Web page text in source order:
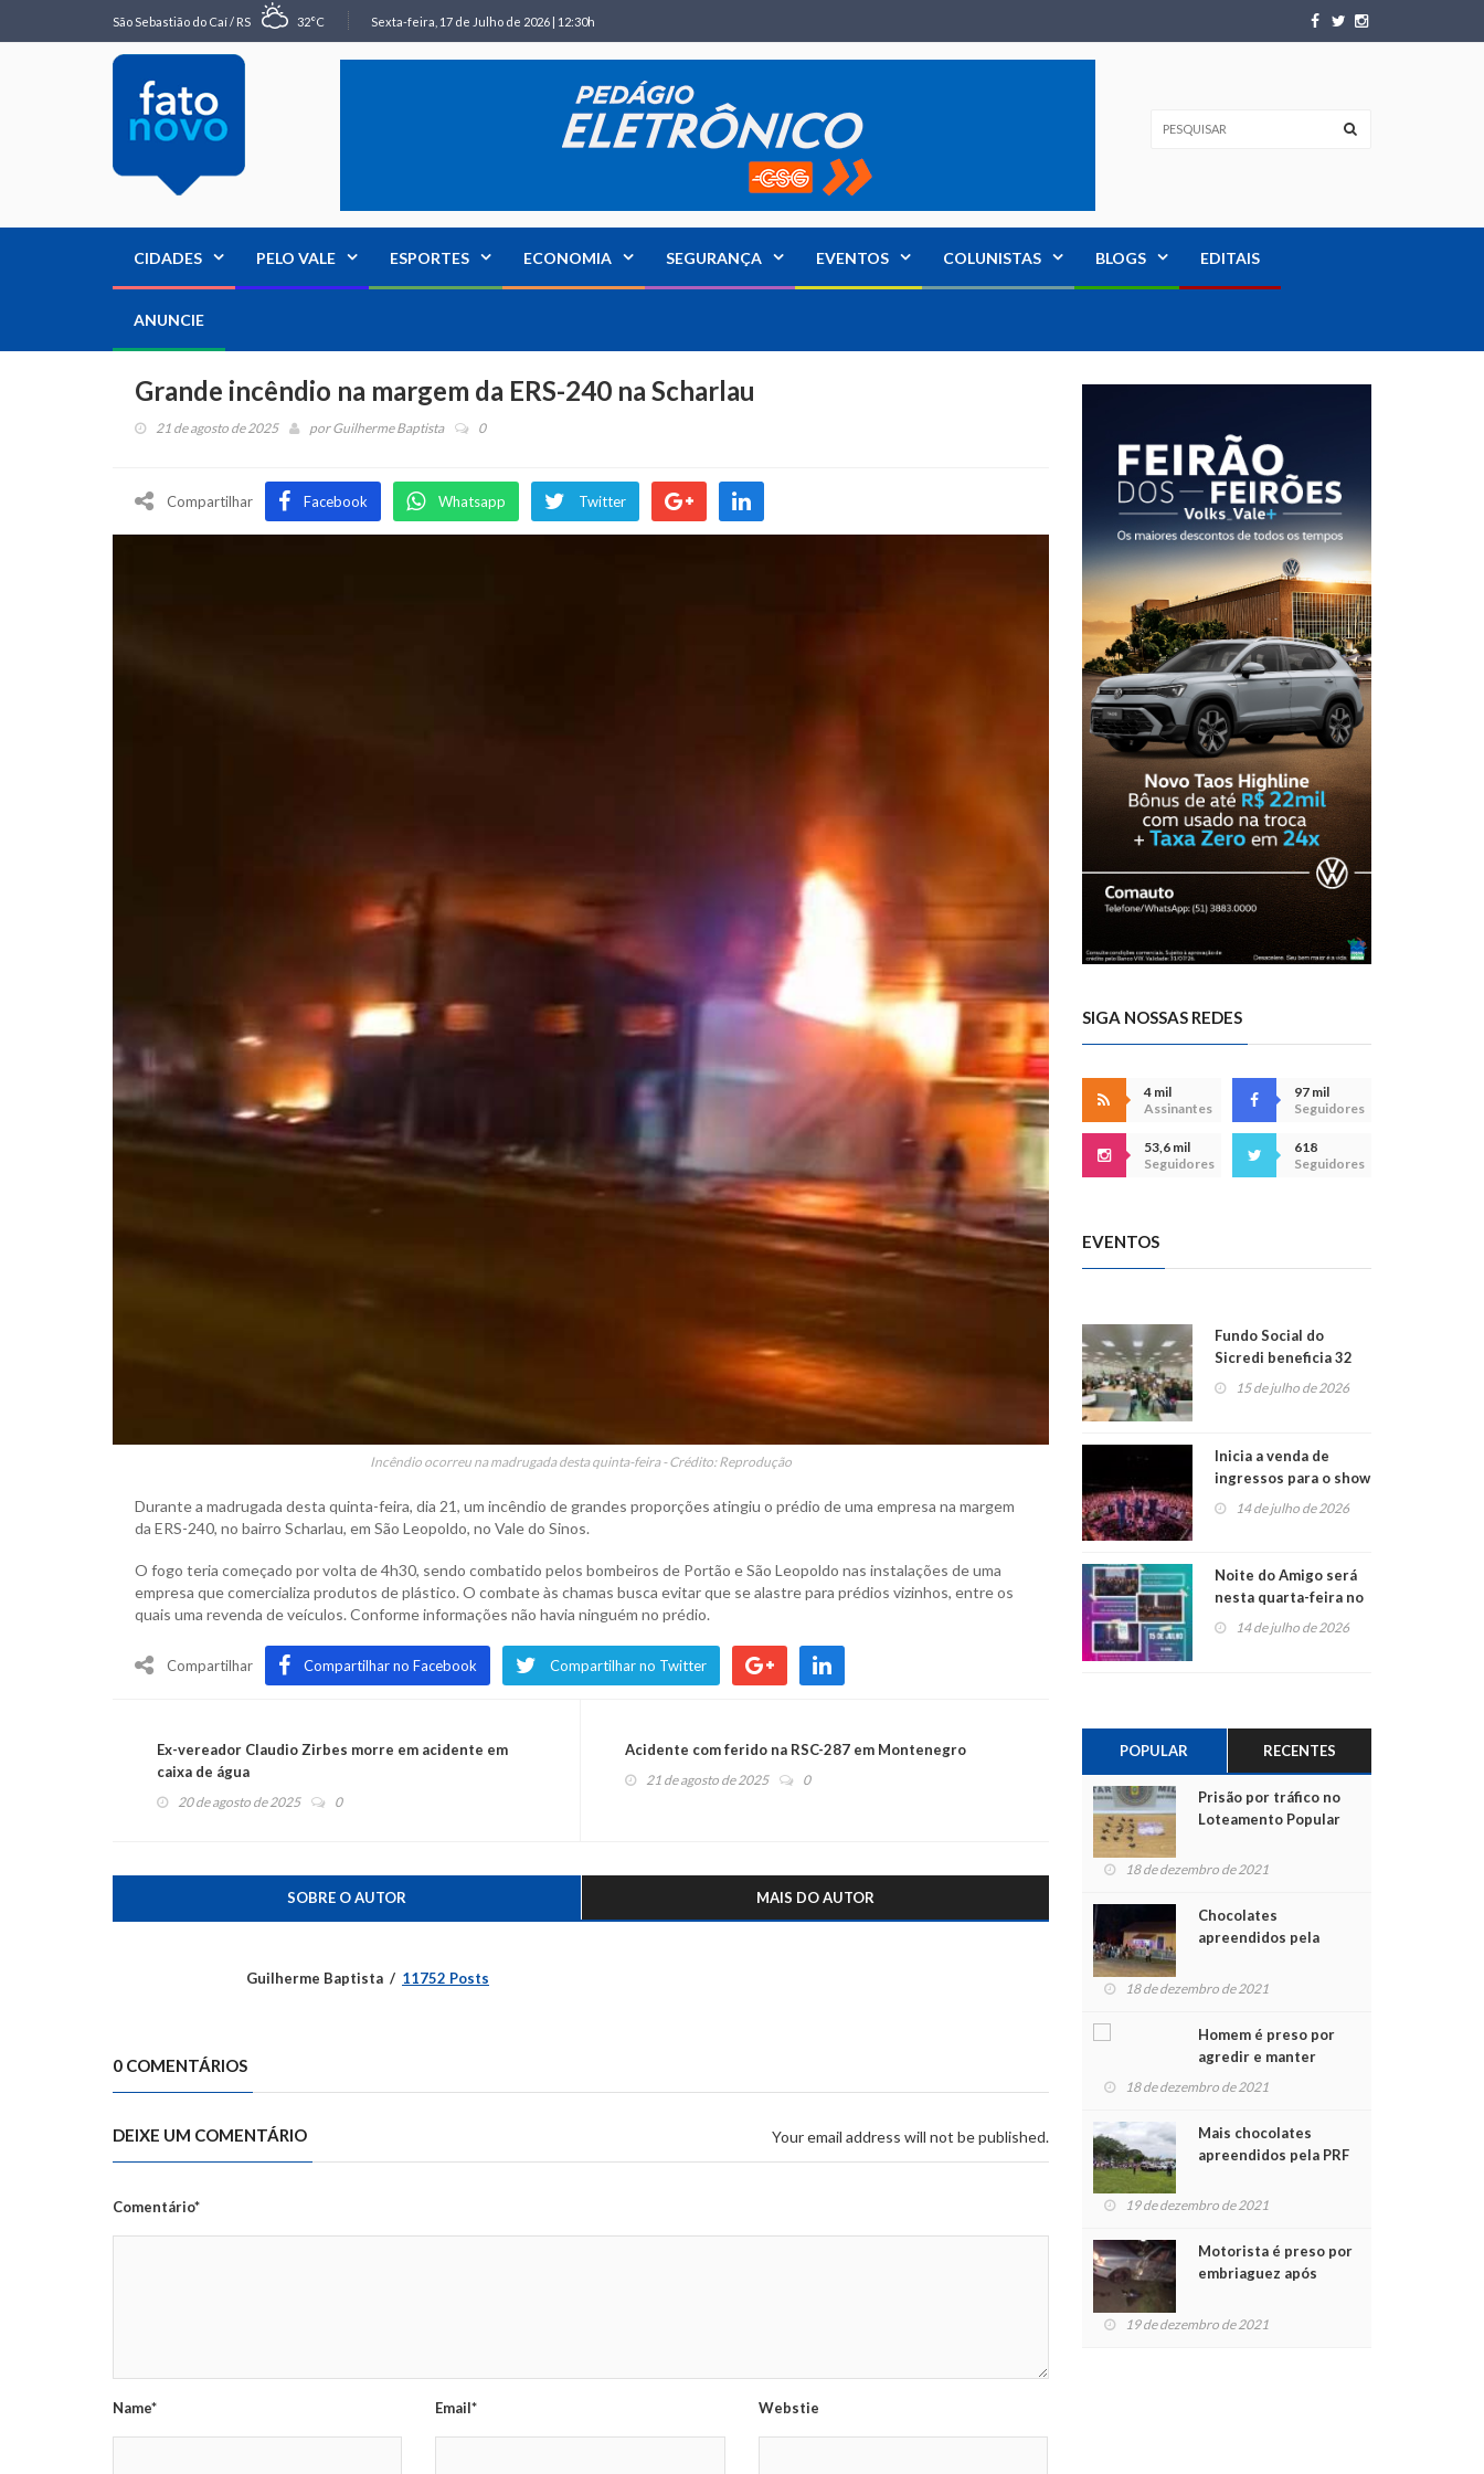
São Sebastião do Caí / RS 32°C Sexta-feira, 17 de Julho de 2026 | 12:30h
CIDADES PELO VALE ESPORTES ECONOMIA SEGURANÇA EVENTOS COLUNISTAS BLOGS EDITAIS
ANUNCIE
Grande incêndio na margem da ERS-240 na Scharlau
21 de agosto de 2025 porGuilherme Baptista 0
Compartilhar Facebook Whatsapp Twitter
Incêndio ocorreu na madrugada desta quinta-feira - Crédito: Reprodução
Durante a madrugada desta quinta-feira, dia 21, um incêndio de grandes proporções atingiu o prédio de uma empresa na margem
da ERS-240, no bairro Scharlau, em São Leopoldo, no Vale do Sinos.
O fogo teria começado por volta de 4h30, sendo combatido pelos bombeiros de Portão e São Leopoldo nas instalações de uma
empresa que comercializa produtos de plástico. O combate às chamas busca evitar que se alastre para prédios vizinhos, entre os
quais uma revenda de veículos. Conforme informações não havia ninguém no prédio.
Compartilhar Compartilhar no Facebook Compartilhar no Twitter
Ex-vereador Claudio Zirbes morre em acidente em
caixa de água
20 de agosto de 2025 0
Acidente com ferido na RSC-287 em Montenegro
21 de agosto de 2025 0
SOBRE O AUTOR MAIS DO AUTOR
Guilherme Baptista 11752 Posts
0 COMENTÁRIOS
DEIXE UM COMENTÁRIO Your email address will not be published.
Comentário*
Name* Email* Webstie
SIGA NOSSAS REDES
4 mil
Assinantes
97 mil
Seguidores
53,6 mil
Seguidores
618
Seguidores
EVENTOS
Fundo Social do
Sicredi beneficia 32
projetos em
15 de julho de 2026
Inicia a venda de
ingressos para o show
do Jota Quest nos 45
anos da Sicredi Ouro
14 de julho de 2026
Noite do Amigo será
nesta quarta-feira no
Centro de Cultura de
14 de julho de 2026
POPULAR RECENTES
Prisão por tráfico no
Loteamento Popular
18 de dezembro de 2021
Chocolates
apreendidos pela
para crianças na
18 de dezembro de 2021
Homem é preso por
agredir e manter
mulher em cárcere
18 de dezembro de 2021
Mais chocolates
apreendidos pela PRF
crianças no Natal
19 de dezembro de 2021
Motorista é preso por
embriaguez após
feridos
19 de dezembro de 2021